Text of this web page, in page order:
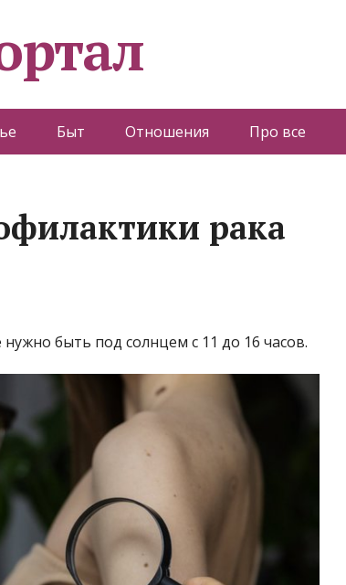
Быт Отношения Про все
рака
быть под солнцем с 11 до 16 часов.